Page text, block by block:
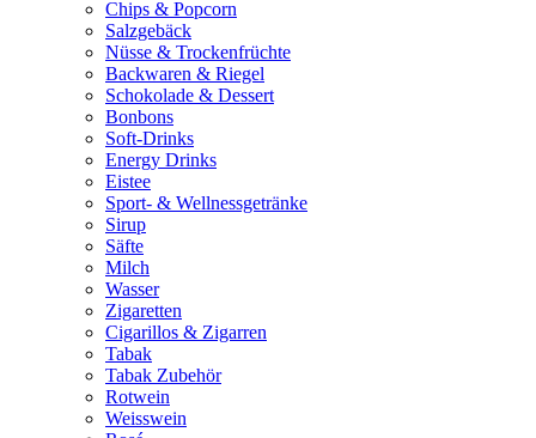
Chips & Popcorn
Salzgebäck
Nüsse & Trockenfrüchte
Backwaren & Riegel
Schokolade & Dessert
Bonbons
Soft-Drinks
Energy Drinks
Eistee
Sport- & Wellnessgetränke
Sirup
Säfte
Milch
Wasser
Zigaretten
Cigarillos & Zigarren
Tabak
Tabak Zubehör
Rotwein
Weisswein